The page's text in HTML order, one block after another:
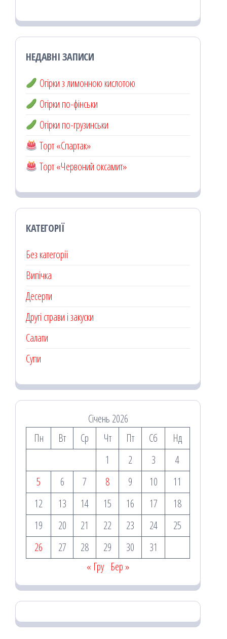
НЕДАВНІ ЗАПИСИ
Огірки з лимонною кислотою
Огірки по-фінськи
Огірки по-грузинськи
Торт «Спартак»
Торт «Червоний оксамит»
КАТЕГОРІЇ
Без категорії
Випічка
Десерти
Другі страви і закуски
Салати
Супи
Січень 2026
Пн
Вт Ср Чт Пт Сб
Нд
1
2 3
4
5
6 7 8 9 10
11
12
13 14 15 16 17
18
19
20 21 22 23 24
25
26
27 28 29 30
31
« Гру Бер »